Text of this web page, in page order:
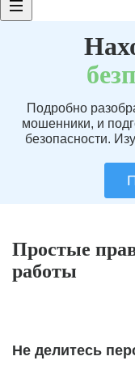
без
Подробно
мошенники, и
безопасности.
Простые
работы
Не делитесь